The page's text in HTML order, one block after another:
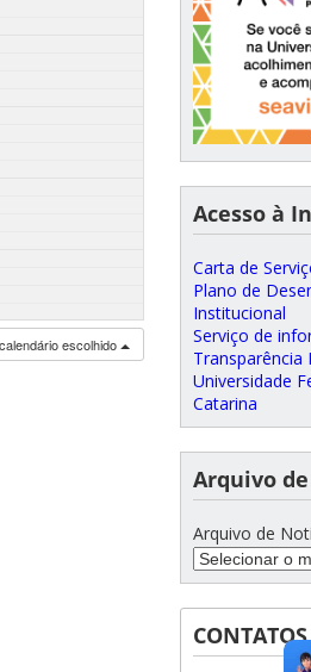
escolhido
Acesso à
Carta de
Plano de
Institucional
Serviço de
Transparência
Universidade
Catarina
Arquivo
Arquivo de
CONTATOS